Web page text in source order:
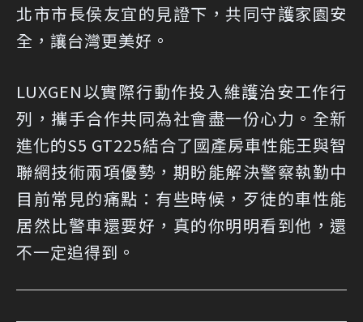
北市市長侯友宜的見證下，共同守護家園安
全，讓台灣更美好。
LUXGEN以實際行動作投入維護治安工作行
列，攜手合作共同為社會盡一份心力。全新
進化的S5 GT225結合了國產房車性能王與智
聯網技術兩項優勢，期盼能解決警察執勤中
目前常見的痛點：有些時候，歹徒的車性能
居然比警車還要好，真的你明明看到他，還
不一定追得到。